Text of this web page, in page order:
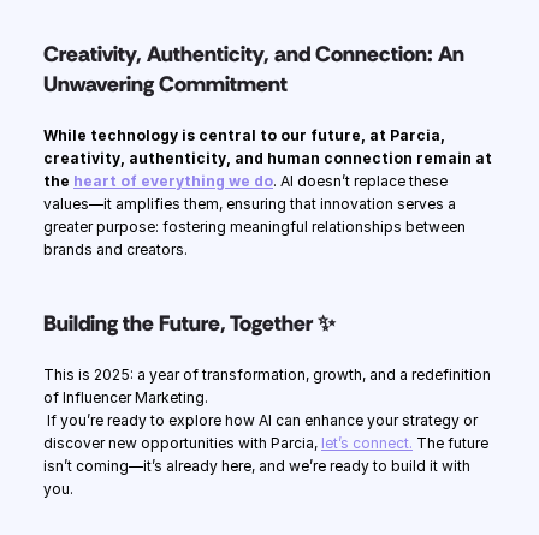
Creativity, Authenticity, and Connection: An
Unwavering Commitment
While technology is central to our future, at Parcia,
creativity, authenticity, and human connection remain at
the heart of everything we do. AI doesn’t replace these
values—it amplifies them, ensuring that innovation serves a
greater purpose: fostering meaningful relationships between
brands and creators.
Building the Future, Together ✨
This is 2025: a year of transformation, growth, and a redefinition
of Influencer Marketing.
discover new opportunities with Parcia, let’s connect. The future
isn’t coming—it’s already here, and we’re ready to build it with
you.